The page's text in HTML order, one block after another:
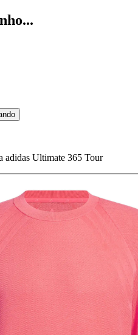
adidas Ultimate 365 Tour